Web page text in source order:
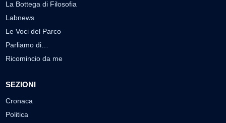
La Bottega di Filosofia
Labnews
Le Voci del Parco
Parliamo di…
Ricomincio da me
SEZIONI
Cronaca
Politica